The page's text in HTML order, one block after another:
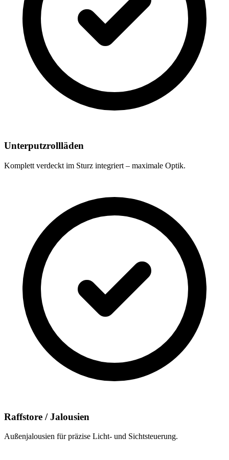
Unterputzrollläden
Komplett verdeckt im Sturz integriert – maximale Optik.
Raffstore / Jalousien
Außenjalousien für präzise Licht- und Sichtsteuerung.